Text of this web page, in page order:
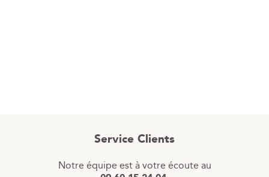
Service Clients
Notre équipe est à votre écoute au